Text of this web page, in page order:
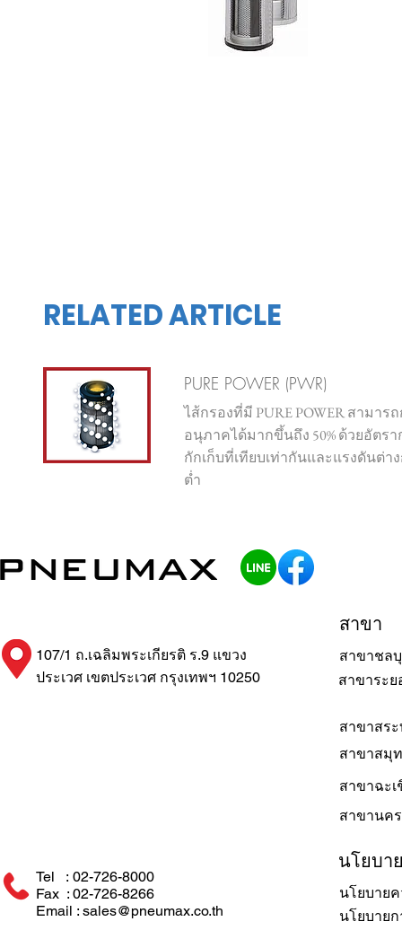
RELATED ARTICLE
PURE POWER (PWR)
ไส้กรองที่มี PURE POWER สามาร
อนุภาคได้มากขึ้นถึง 50% ด้วยอัตรา
กักเก็บที่เทียบเท่ากันและแรงดันต่า
ต่ำ
สาขาระย
107/1 ถ.เฉลิมพระเกียรติ ร.9 แขวง
ประเวศ เขตประเวศ กรุงเทพฯ 10250
สาขา
สาขาสร
สาขาชล
สาขาสมุ
สาขาฉะเ
สาขานค
Tel : 02-726-8000
Fax : 02-726-8266
Email : sales@pneumax.co.th
นโยบา
นโยบาย
นโยบาย